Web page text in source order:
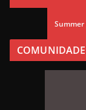
Summer
COMUNIDADE